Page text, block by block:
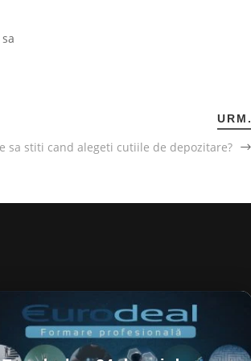
URM.
sa stiti cand alegeti cutiile de depozitare?